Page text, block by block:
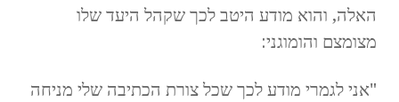
האלה, והוא מודע היטב לכך שקהל היעד שלו
מצומצם והומוגני:
"אני לגמרי מודע לכך שכל צורת הכתיבה שלי מניחה